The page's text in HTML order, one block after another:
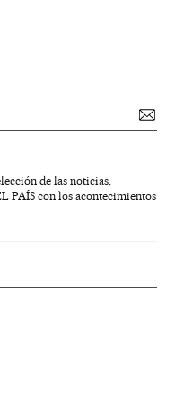
de las noticias,
PAÍS con los acontecimientos